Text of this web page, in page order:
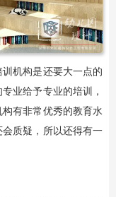
机构是还要大一点的
业给予专业的培训，
有非常优秀的教育水
质疑，所以还得有一